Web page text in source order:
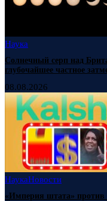
Наука
Солнечный серп над
глубочайшее частное
08.08.2026
НаукаНовости
«Империя штата»